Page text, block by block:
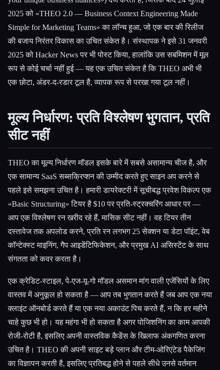
2025 को «THEO 2.0 — Business Context Engineering Made
Simple for Marketing Teams» का लॉन्च हुआ, जो एक बार की रिलीज
की बजाय निरंतर विकास का उचित संकेत है। संस्थापक ने इसे 31 जनवरी
2025 को Hacker News पर भी पोस्ट किया, हालांकि उस सबमिशन में मूल
रूप से कोई चर्चा नहीं हुई — यह एक उचित संकेत है कि THEO अभी भी
एक छोटा, अंडर-द-रडार टूल है, व्यापक रूप से परखा गया टूल नहीं।
मूल्य निर्धारण: प्रति विश्लेषण भुगतान, प्रति
सीट नहीं
THEO का मूल्य निर्धारण मॉडल इसके बारे में सबसे असामान्य चीज है, और
एक सामान्य SaaS सब्सक्रिप्शन की उम्मीद करते हुए साइन अप करने से
पहले इसे समझना उचित है। हमारी डायरेक्टरी में सूचीबद्ध प्रवेश विकल्प एक
«Basic Structuring» टियर है $10 पर प्रति-स्ट्रक्चरिंग आधार पर —
आप एक विश्लेषण रन खरीद रहे हैं, मासिक सीट नहीं। वह टियर तीन
दस्तावेज तक अपलोड करने, प्रति रन लगभग 25 सेक्शन या डेटा पॉइंट, वेब
कॉन्टेक्स्ट माइनिंग, गैप आइडेंटिफिकेशन, और प्रमुख AI असिस्टेंट के साथ
संगतता को कवर करता है।
एक क्रेडिट-स्टाइल, पे-एज-यू-गो मॉडल असमान मांग वाली एजेंसियों के लिए
वास्तव में अनुकूल हो सकता है — आप तब भुगतान करते हैं जब आप एक नया
क्लाइंट ऑनबोर्ड करते हैं या एक नया अकाउंट पिच करते हैं, न कि हर महीने
चाहे कुछ भी हो। यह महंगा भी हो सकता है अगर पोजिशनिंग का काम आपकी
रोजी-रोटी है, इसलिए अपनी वास्तविक कैडेंस के खिलाफ अंकगणित करना
उचित है। THEO की अपनी साइट बड़े प्लान और टीम-ओरिएंटेड पैकेजिंग
का विज्ञापन करती है, इसलिए प्रतिबद्ध होने से पहले सीधे उनसे वर्तमान